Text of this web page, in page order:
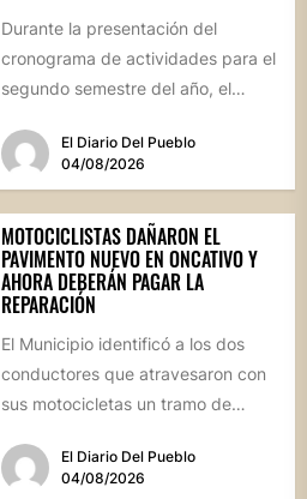
Durante la presentación del
cronograma de actividades para el
segundo semestre del año, el
el estado...El Diario Del Pueblo
04/08/2026
MOTOCICLISTAS DAÑARON EL
PAVIMENTO NUEVO EN ONCATIVO Y
AHORA DEBERÁN PAGAR LA
REPARACIÓN
El Municipio identificó a los dos
conductores que atravesaron con
sus motocicletas un tramo de
calle...
El Diario Del Pueblo
04/08/2026